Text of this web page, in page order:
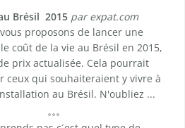
Brésil  2015 par expat.com
proposons de lancer une
coût de la vie au Brésil en 2015,
prix actualisée. Cela pourrait
ceux qui souhaiteraient y vivre à
au Brésil. N'oubliez ...